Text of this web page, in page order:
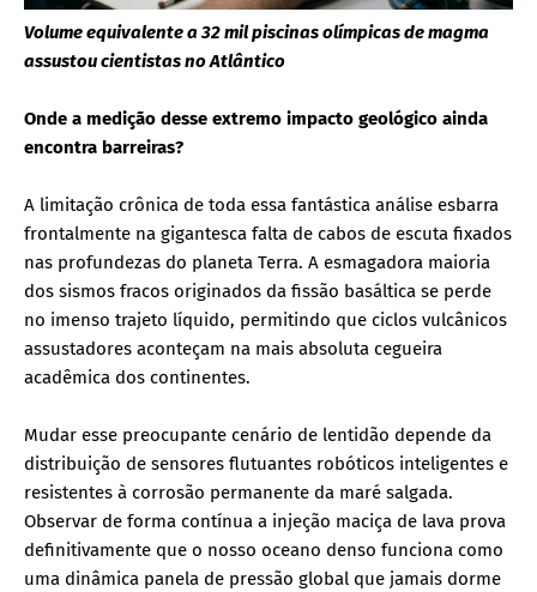
Volume equivalente a 32 mil piscinas olímpicas de magma
assustou cientistas no Atlântico
Onde a medição desse extremo impacto geológico ainda
encontra barreiras?
A limitação crônica de toda essa fantástica análise esbarra
frontalmente na gigantesca falta de cabos de escuta fixados
nas profundezas do planeta Terra. A esmagadora maioria
dos sismos fracos originados da fissão basáltica se perde
no imenso trajeto líquido, permitindo que ciclos vulcânicos
assustadores aconteçam na mais absoluta cegueira
acadêmica dos continentes.
Mudar esse preocupante cenário de lentidão depende da
distribuição de sensores flutuantes robóticos inteligentes e
resistentes à corrosão permanente da maré salgada.
Observar de forma contínua a injeção maciça de lava prova
definitivamente que o nosso oceano denso funciona como
uma dinâmica panela de pressão global que jamais dorme